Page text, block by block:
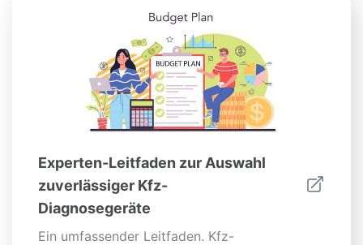
Beurteilung des Zustands Ihrer Lackierung,
unter Verwendung von...
Experten-Leitfaden zur Auswahl
zuverlässiger Kfz-
Diagnosegeräte
Ein umfassender Leitfaden. Kfz-